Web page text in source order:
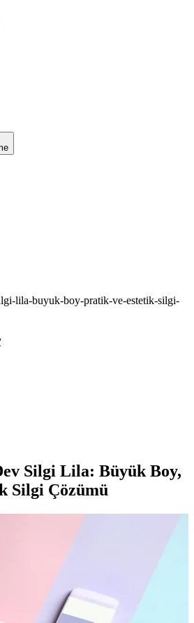
lila-buyuk-boy-pratik-ve-estetik-silgi-
Silgi Lila: Büyük Boy,
Silgi Çözümü